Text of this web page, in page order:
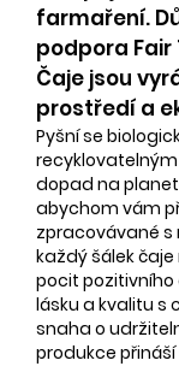
farmaření.
podpora Fair
Čaje jsou
prostředí a
Pyšní se
dopad na
abychom vám
zpracovávané s
každý šálek
pocit
lásku a kvalitu s
snaha o
produkce